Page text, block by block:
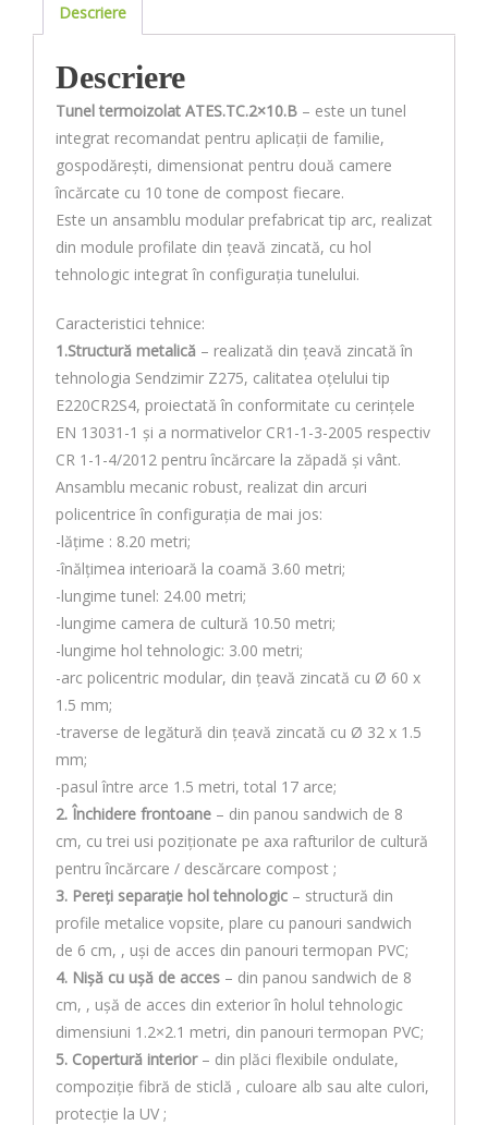
Descriere
Descriere
Tunel termoizolat ATES.TC.2×10.B – este un tunel
integrat recomandat pentru aplicații de familie,
gospodărești, dimensionat pentru două camere
încărcate cu 10 tone de compost fiecare.
Este un ansamblu modular prefabricat tip arc, realizat
din module profilate din țeavă zincată, cu hol
tehnologic integrat în configurația tunelului.
Caracteristici tehnice:
1.Structură metalică – realizată din țeavă zincată în
tehnologia Sendzimir Z275, calitatea oțelului tip
E220CR2S4, proiectată în conformitate cu cerințele
EN 13031-1 și a normativelor CR1-1-3-2005 respectiv
CR 1-1-4/2012 pentru încărcare la zăpadă și vânt.
Ansamblu mecanic robust, realizat din arcuri
policentrice în configuraţia de mai jos:
-lăţime : 8.20 metri;
-înălţimea interioară la coamă 3.60 metri;
-lungime tunel: 24.00 metri;
-lungime camera de cultură 10.50 metri;
-lungime hol tehnologic: 3.00 metri;
-arc policentric modular, din ţeavă zincată cu Ø 60 x
1.5 mm;
-traverse de legătură din ţeavă zincată cu Ø 32 x 1.5
mm;
-pasul între arce 1.5 metri, total 17 arce;
2. Închidere frontoane – din panou sandwich de 8
cm, cu trei usi poziționate pe axa rafturilor de cultură
pentru încărcare / descărcare compost ;
3. Pereți separație hol tehnologic – structură din
profile metalice vopsite, plare cu panouri sandwich
de 6 cm, , uși de acces din panouri termopan PVC;
4. Nișă cu ușă de acces – din panou sandwich de 8
cm, , ușă de acces din exterior în holul tehnologic
dimensiuni 1.2×2.1 metri, din panouri termopan PVC;
5. Copertură interior– din plăci flexibile ondulate,
compoziţie fibră de sticlă , culoare alb sau alte culori,
protecţie la UV ;